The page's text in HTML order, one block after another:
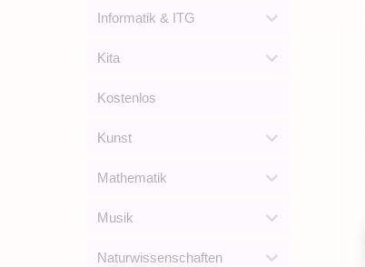
Informatik & ITG
Kita
Kostenlos
Kunst
Mathematik
Musik
Naturwissenschaften